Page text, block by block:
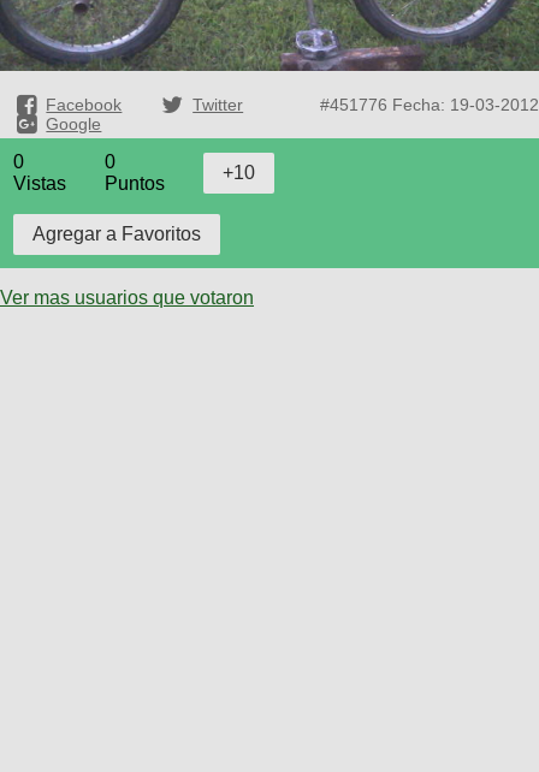
Facebook
Twitter
Google
#451776 Fecha: 19-03-2012
0
Vistas
0
Puntos
Ver mas usuarios que votaron